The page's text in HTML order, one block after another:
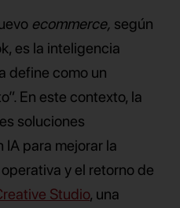
ecommerce, según
es la inteligencia
define como un
En este contexto, la
soluciones
para mejorar la
y el retorno de
Studio, una